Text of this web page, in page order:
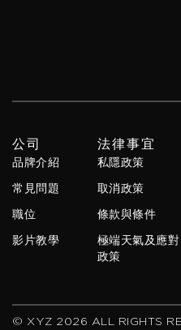
公司
品牌介紹
常見問題
職位
影片教學
法律事宜
私隱政策
取消政策
條款與條件
極端天氣及應對
政策
© XYZ 2026 ALL RIGHTS